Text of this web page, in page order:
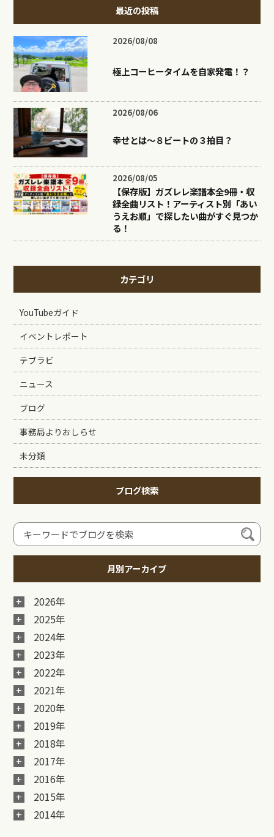
最近の投稿
2026/08/08
極上コーヒータイムを自家発電！？
2026/08/06
幸せとは〜８ビートの３拍目？
2026/08/05
【保存版】ガズレレ楽譜本全9冊・収
録全曲リスト！アーティスト別「あい
うえお順」で探したい曲がすぐ見つか
る！
カテゴリ
YouTubeガイド
イベントレポート
テブラビ
ニュース
ブログ
事務局よりおしらせ
未分類
ブログ検索
月別アーカイブ
2026年
2025年
2024年
2023年
2022年
2021年
2020年
2019年
2018年
2017年
2016年
2015年
2014年